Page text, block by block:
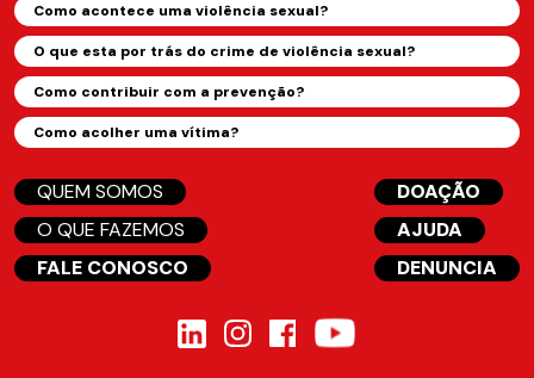
Como acontece uma violência sexual?
O que esta por trás do crime de violência sexual?
Como contribuir com a prevenção?
Como acolher uma vítima?
QUEM SOMOS
O QUE FAZEMOS
FALE CONOSCO
DOAÇÃO
AJUDA
DENUNCIA